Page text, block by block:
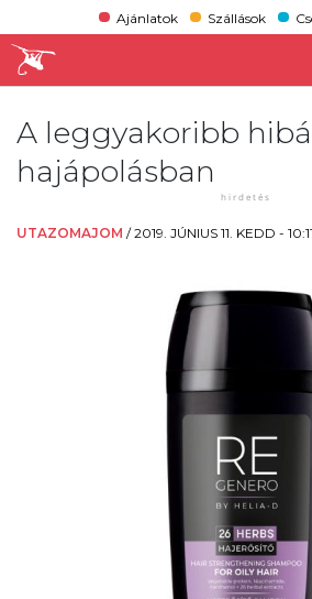
Ajánlatok Szállások
A leggyakoribb
hajápolásban
UTAZOMAJOM /2019. JÚNIUS 11. KEDD - 10:11